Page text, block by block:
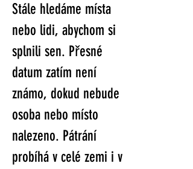
Stále hledáme místa
nebo lidi, abychom si
splnili sen. Přesné
datum zatím není
známo, dokud nebude
osoba nebo místo
nalezeno. Pátrání
probíhá v celé zemi i v